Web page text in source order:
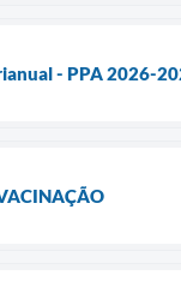
- PPA 2026-